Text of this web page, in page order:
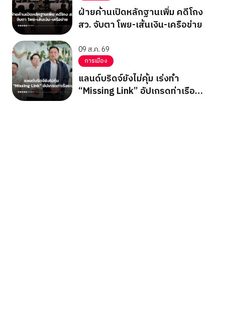
ฝ่ายค้านเปิดหลักฐานเพิ่ม คดีโกง
สว. จับตา โพย-เส้นเงิน-เครือข่าย
09 ส.ค. 69
การเมือง
แลนด์บริดจ์ยังไม่คุ้ม เร่งทำ
“Missing Link” อัปเกรดท่าเรือ